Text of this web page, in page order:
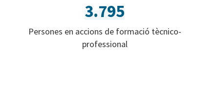
3.795
Persones en accions de formació tècnico-
professional